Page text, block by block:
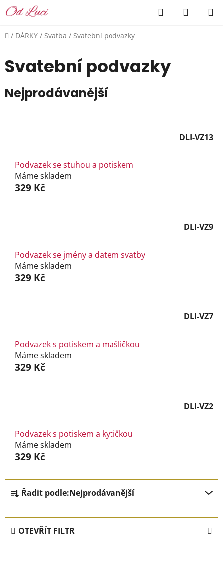
Přejít
na
obsah
Hledat
KOŠÍK
Domů
/ DÁRKY / Svatba / Svatební podvazky
Svatební podvazky
Nejprodávanější
DLI-VZ13
Podvazek se stuhou a potiskem
Máme skladem
329 Kč
DLI-VZ9
Podvazek se jmény a datem svatby
Máme skladem
329 Kč
DLI-VZ7
Podvazek s potiskem a mašličkou
Máme skladem
329 Kč
DLI-VZ2
Podvazek s potiskem a kytičkou
Máme skladem
329 Kč
Ř
a
z
e
n
Řadit podle:Nejprodávanější
OTEVŘÍT FILTR